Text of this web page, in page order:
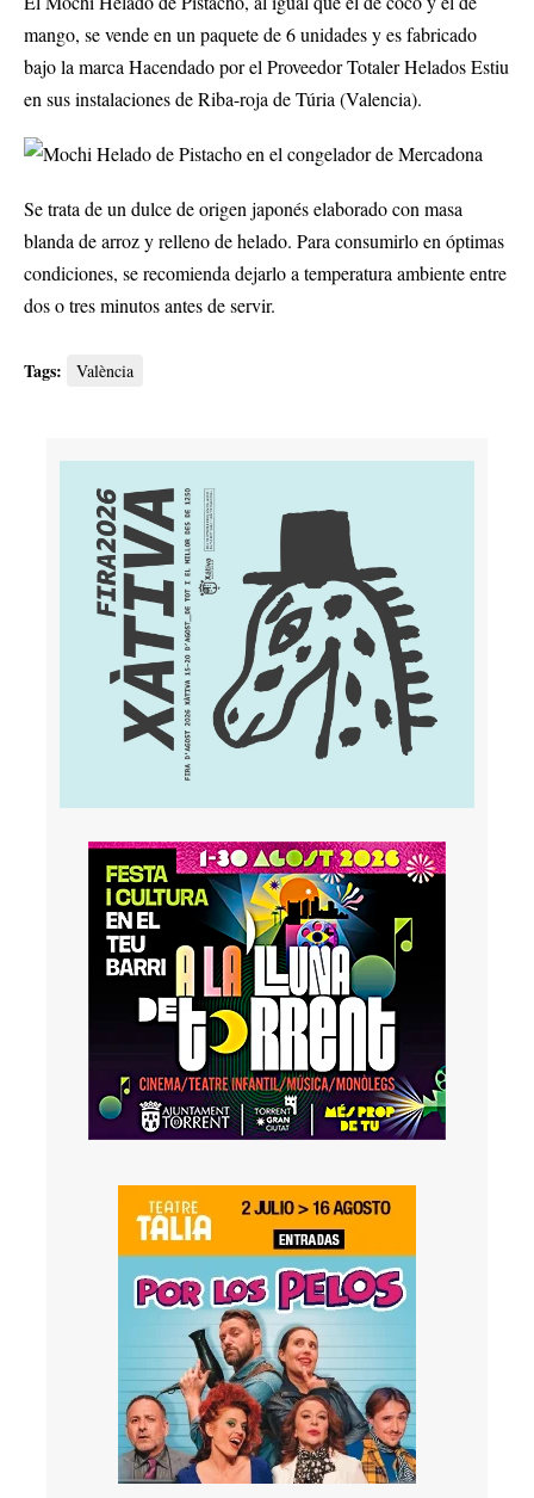
mango, se vende en un paquete de 6 unidades y es fabricado
bajo la marca Hacendado por el Proveedor Totaler Helados Estiu
en sus instalaciones de Riba-roja de Túria (Valencia).
Se trata de un dulce de origen japonés elaborado con masa
blanda de arroz y relleno de helado. Para consumirlo en óptimas
condiciones, se recomienda dejarlo a temperatura ambiente entre
dos o tres minutos antes de servir.
Tags: València